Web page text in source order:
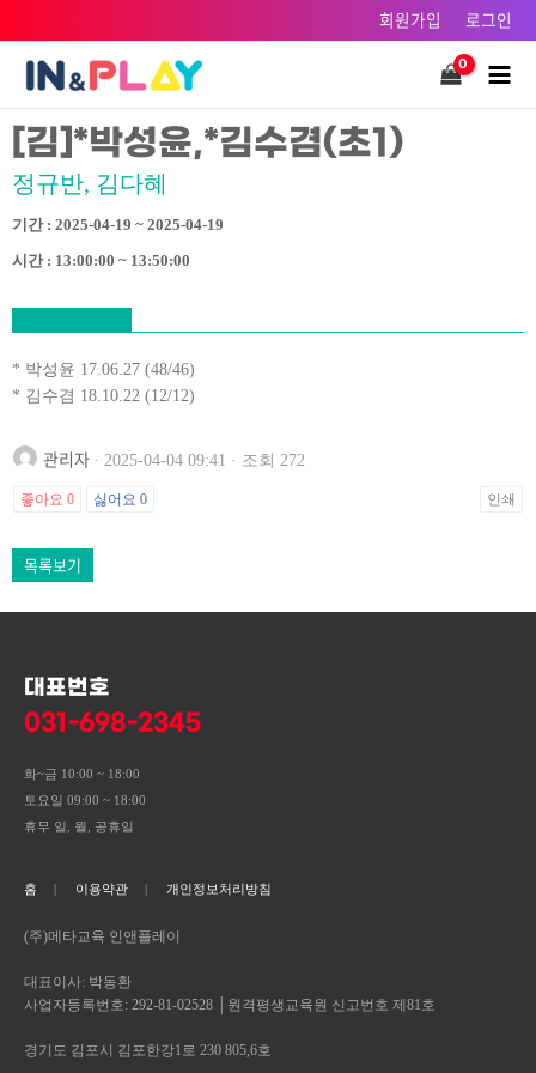
건너뛰기
회원가입 로그인
Main
[김]*박성윤,*김수겸(초1)
정규반, 김다혜
기간 : 2025-04-19 ~ 2025-04-19
시간 : 13:00:00 ~ 13:50:00
* 박성윤 17.06.27 (48/46)
* 김수겸 18.10.22 (12/12)
관리자 · 2025-04-04 09:41 · 조회 272
좋아요 0 싫어요 0 인쇄
목록보기
대표번호
031-698-2345
화~금 10:00 ~ 18:00
토요일 09:00 ~ 18:00
휴무 일, 월, 공휴일
홈 이용약관 개인정보처리방침
(주)메타교육 인앤플레이
대표이사: 박동환
사업자등록번호: 292-81-02528 │원격평생교육원 신고번호 제81호
경기도 김포시 김포한강1로 230 805,6호